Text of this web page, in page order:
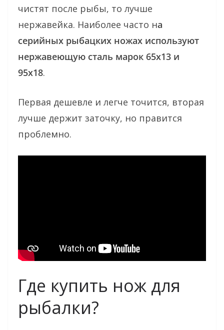
чистят после рыбы, то лучше
нержавейка. Наиболее часто на
серийных рыбацких ножах используют
нержавеющую сталь марок 65х13 и
95х18.
Первая дешевле и легче точится, вторая
лучше держит заточку, но правится
проблемно.
Где купить нож для
рыбалки?